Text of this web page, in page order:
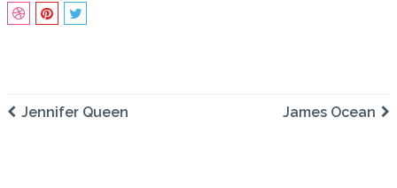
Jennifer Queen James Ocean